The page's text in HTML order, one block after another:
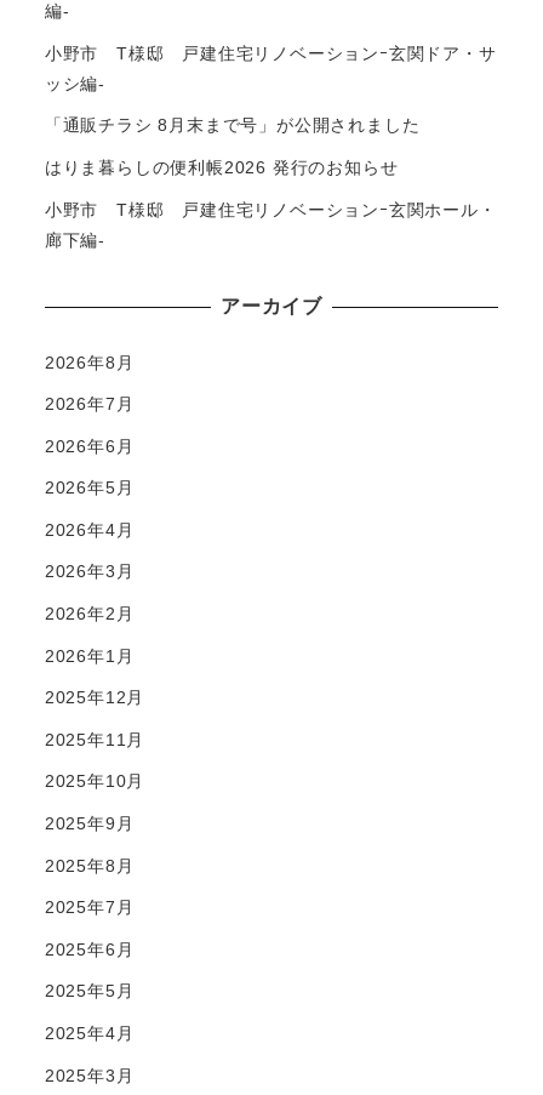
編-
小野市 T様邸 戸建住宅リノベーションｰ玄関ドア・サ
ッシ編-
「通販チラシ 8月末まで号」が公開されました
はりま暮らしの便利帳2026 発行のお知らせ
小野市 T様邸 戸建住宅リノベーションｰ玄関ホール・
廊下編-
アーカイブ
2026年8月
2026年7月
2026年6月
2026年5月
2026年4月
2026年3月
2026年2月
2026年1月
2025年12月
2025年11月
2025年10月
2025年9月
2025年8月
2025年7月
2025年6月
2025年5月
2025年4月
2025年3月